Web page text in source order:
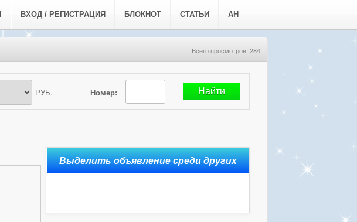
ВХОД / РЕГИСТРАЦИЯ БЛОКНОТ СТАТЬИ АН
Всего просмотров: 284
Номер:
РУБ.